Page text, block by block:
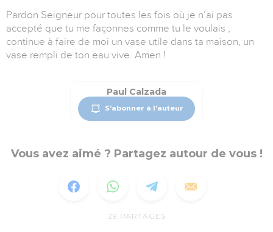
Pardon Seigneur pour toutes les fois où je n’ai pas
accepté que tu me façonnes comme tu le voulais ;
continue à faire de moi un vase utile dans ta maison, un
vase rempli de ton eau vive. Amen !
Paul Calzada
S'abonner à l'auteur
Vous avez aimé ? Partagez autour de vous !
29 PARTAGES